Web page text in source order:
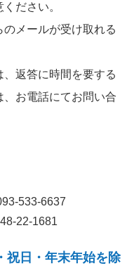
ださい。
メールが受け取れる
返答に時間を要する
お電話にてお問い合
533-6637
22-1681
祝日・年末年始を除